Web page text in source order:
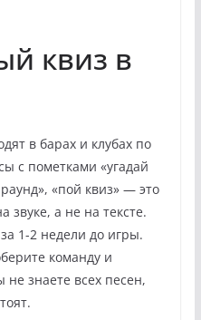
квиз в
в барах и клубах по
с пометками «угадай
«пой квиз» — это
звуке, а не на тексте.
1-2 недели до игры.
команду и
знаете всех песен,